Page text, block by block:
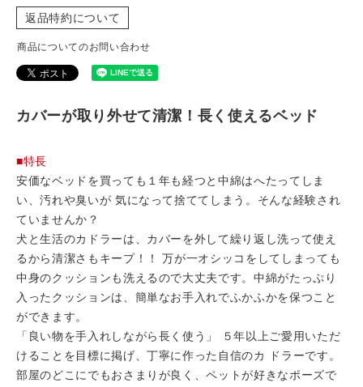
返品特約について
商品についてのお問い合わせ
カバーが取り外せて清潔！長く使えるベッド
■特長
安価なベッドを買っても１年も経つと中綿はへたってしま
い、汚れや臭いが 気になって捨ててしまう。そんな経験され
ていませんか？
犬と生活のカドラーは、カバーを外して繰り返し洗って使え
るから清潔さもキープ！！ 万が一オシッコをしてしまっても
中身のクッションも洗えるので大丈夫です。中綿がたっぷり
入ったクッションは、簡単なお手入れでふかふかを保つこと
ができます。
「良い物を手入れしながら長く使う」 ５年以上ご愛用いただ
けることを目標に掲げ、丁寧に作った自信のカ ドラーです。
部屋のどこにでもおさまりが良く、ペットが好きなポーズで